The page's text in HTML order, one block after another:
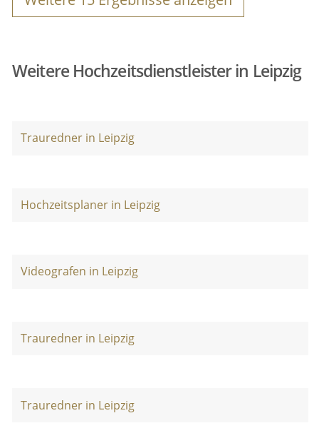
Weitere Hochzeitsdienstleister in Leipzig
Trauredner in Leipzig
Hochzeitsplaner in Leipzig
Videografen in Leipzig
Trauredner in Leipzig
Trauredner in Leipzig